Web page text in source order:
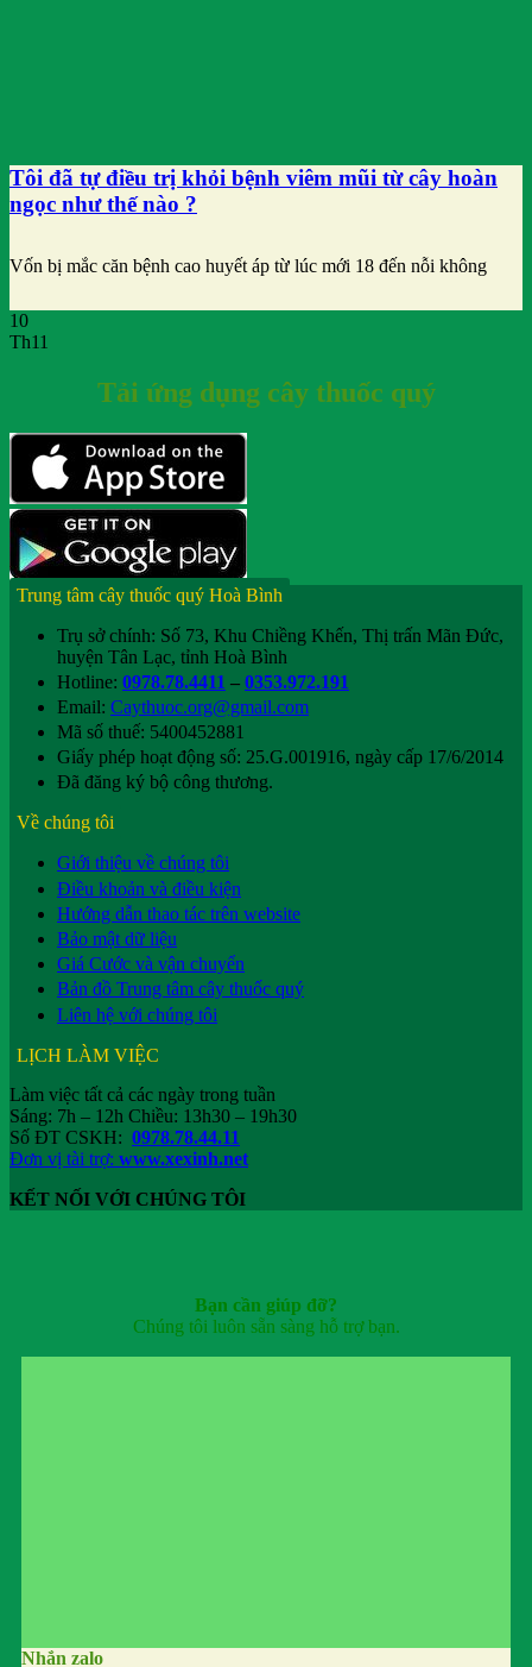
Tôi đã tự điều trị khỏi bệnh viêm mũi từ cây hoàn
ngọc như thế nào ?
Vốn bị mắc căn bệnh cao huyết áp từ lúc mới 18 đến nỗi không
10
Th11
Tải ứng dụng cây thuốc quý
Trung tâm cây thuốc quý Hoà Bình
Trụ sở chính: Số 73, Khu Chiềng Khến, Thị trấn Mãn Đức,
huyện Tân Lạc, tỉnh Hoà Bình
Hotline: 0978.78.4411 – 0353.972.191
Email: Caythuoc.org@gmail.com
Mã số thuế: 5400452881
Giấy phép hoạt động số: 25.G.001916, ngày cấp 17/6/2014
Đã đăng ký bộ công thương.
Về chúng tôi
Giới thiệu về chúng tôi
Điều khoản và điều kiện
Hướng dẫn thao tác trên website
Bảo mật dữ liệu
Giá Cước và vận chuyển
Bản đồ Trung tâm cây thuốc quý
Liên hệ với chúng tôi
LỊCH LÀM VIỆC
Làm việc tất cả các ngày trong tuần
Sáng: 7h – 12h Chiều: 13h30 – 19h30
Số ĐT CSKH: 0978.78.44.11
Đơn vị tài trợ: www.xexinh.net
KẾT NỐI VỚI CHÚNG TÔI
Bạn cần giúp đỡ?
Chúng tôi luôn sẵn sàng hỗ trợ bạn.
Nhắn zalo